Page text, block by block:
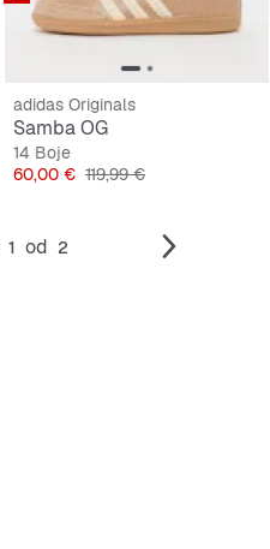
adidas Originals
Samba OG
14 Boje
Cijena
60,00 € Originalna cijena
119,99 €
1 od 2